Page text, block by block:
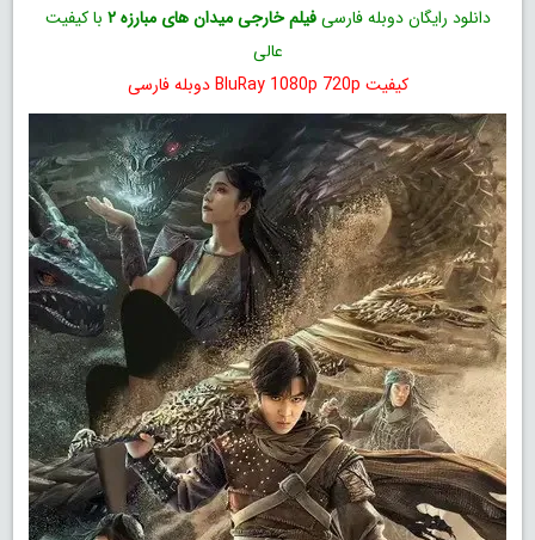
دانلود رایگان دوبله فارسیفیلم خارجی میدان های مبارزه ۲ با کیفیت
عالی
کیفیت BluRay 1080p 720p دوبله فارسی